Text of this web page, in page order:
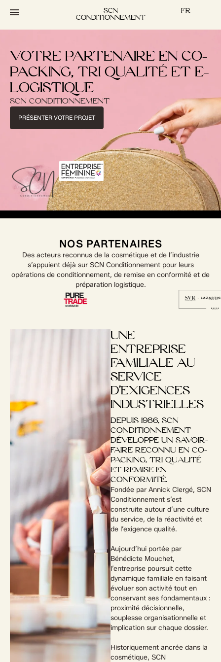
principal
SCN
CONDITIONNEMENT
FR
VOTRE PARTENAIRE EN CO-
PACKING, TRI QUALITÉ ET E-
LOGISTIQUE
SCN CONDITIONNEMENT
PRÉSENTER VOTRE PROJET
NOS PARTENAIRES
Des acteurs reconnus de la cosmétique et de l’industrie
s’appuient déjà sur SCN Conditionnement pour leurs
opérations de conditionnement, de remise en conformité et de
préparation logistique.
UNE
ENTREPRISE
FAMILIALE AU
SERVICE
D’EXIGENCES
INDUSTRIELLES
DEPUIS 1986, SCN
CONDITIONNEMENT
DÉVELOPPE UN SAVOIR-
FAIRE RECONNU EN CO-
PACKING, TRI QUALITÉ
ET REMISE EN
CONFORMITÉ.
Fondée par Annick Clergé, SCN
Conditionnement s’est
construite autour d’une culture
du service, de la réactivité et
de l’exigence qualité.
Aujourd’hui portée par
Bénédicte Mouchet,
l’entreprise poursuit cette
dynamique familiale en faisant
évoluer son activité tout en
conservant ses fondamentaux :
proximité décisionnelle,
souplesse organisationnelle et
implication sur chaque dossier.
Historiquement ancrée dans la
cosmétique, SCN